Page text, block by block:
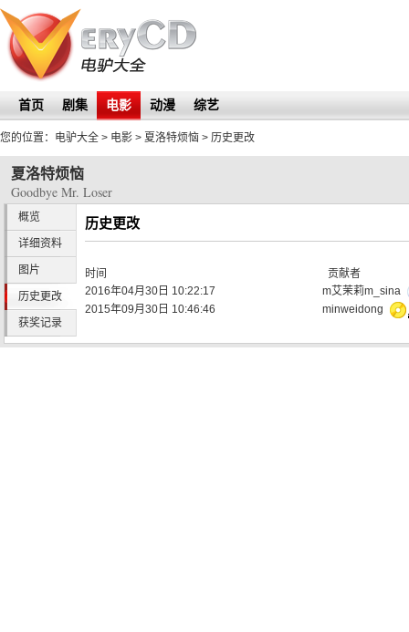
首页 剧集 电影 动漫 综艺
您的位置： 电驴大全 > 电影 > 夏洛特烦恼 > 历史更改
夏洛特烦恼
Goodbye Mr. Loser
概览
详细资料
图片
历史更改
获奖记录
历史更改
时间
贡献者
2016年04月30日 10:22:17
m艾茉莉m_sina
2015年09月30日 10:46:46
minweidong